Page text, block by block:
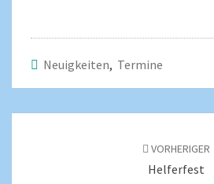
Neuigkeiten, Termine
VORHERIGER
Helferfest